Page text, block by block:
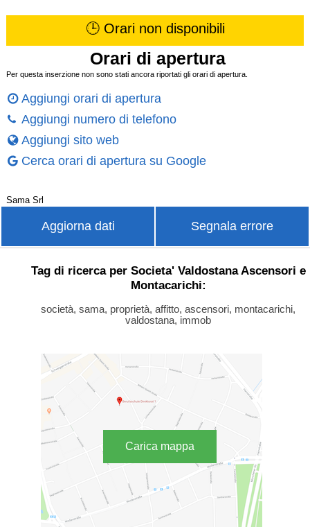
🕒 Orari non disponibili
Orari di apertura
Per questa inserzione non sono stati ancora riportati gli orari di apertura.
Aggiungi orari di apertura
Aggiungi numero di telefono
Aggiungi sito web
Cerca orari di apertura su Google
Sama Srl
Aggiorna dati Segnala errore
Tag di ricerca per Societa' Valdostana Ascensori e
Montacarichi:
società, sama, proprietà, affitto, ascensori, montacarichi,
valdostana, immob
Carica mappa